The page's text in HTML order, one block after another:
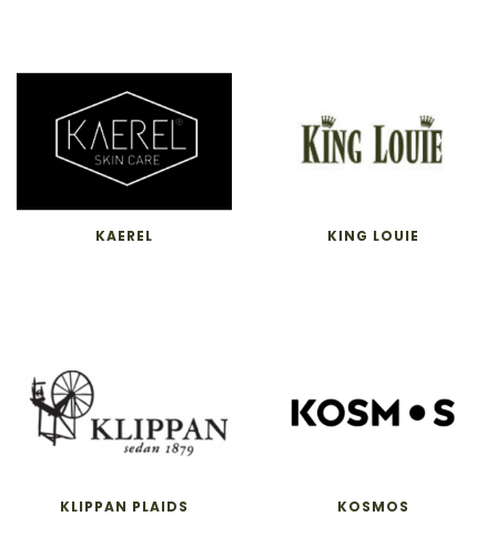
KAEREL KING LOUIE
KLIPPAN PLAIDS KOSMOS